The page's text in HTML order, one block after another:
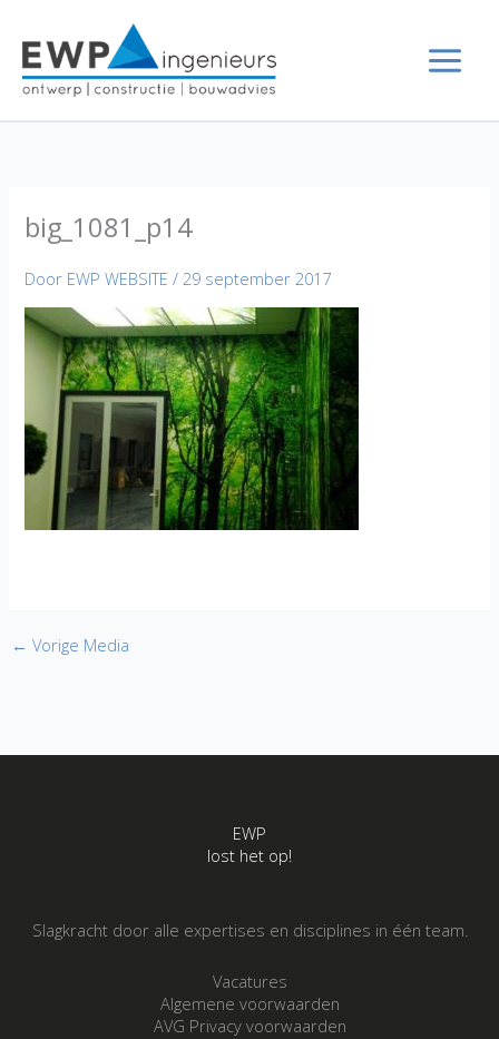
inhoud
big_1081_p14
Door EWP WEBSITE/29 september 2017
← Vorige Media
EWP
lost het op!
Slagkracht door alle expertises en disciplines in één team.
Vacatures
Algemene voorwaarden
AVG Privacy voorwaarden